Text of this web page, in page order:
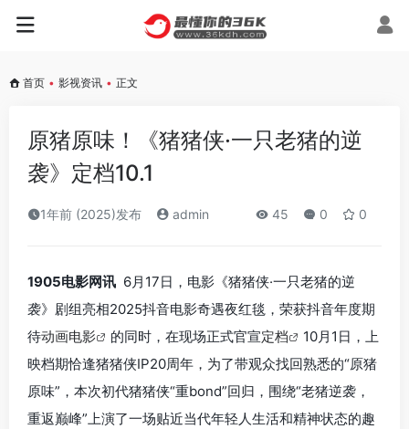
首页 • 影视资讯 • 正文
原猪原味！《猪猪侠·一只老猪的逆
袭》定档10.1
1年前 (2025)发布 admin 45 0 0
1905电影网讯 6月17日，电影《猪猪侠·一只老猪的逆
袭》剧组亮相2025抖音电影奇遇夜红毯，荣获抖音年度期
待动画电影 的同时，在现场正式官宣定档
10月1日，上
映档期恰逢猪猪侠IP20周年，为了带观众找回熟悉的“原猪
原味”，本次初代猪猪侠“重bond”回归，围绕“老猪逆袭，
重返巅峰”上演了一场贴近当代年轻人生活和精神状态的趣